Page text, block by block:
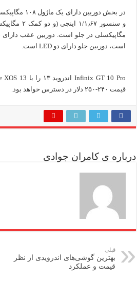
است، دوربین جلو دارای دو LED است.
قیمت ۲۴۰-۲۵۰ دلار در دسترس خواهد بود.
درباره ی کامران جوادی
قبلی
بهترین گوشی‌های اندرویدی از نظر
قیمت و عملکرد